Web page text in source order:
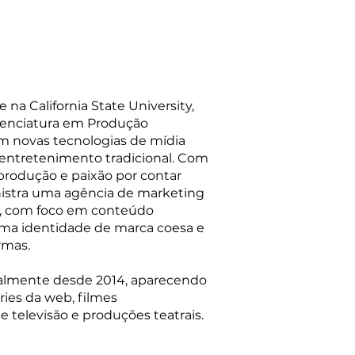
na California State University,
em Produção
novas tecnologias de mídia
tradicional. Com
e paixão por contar
uma agência de marketing
com foco em conteúdo
identidade de marca coesa e
desde 2014, aparecendo
da web, filmes
televisão e produções teatrais.